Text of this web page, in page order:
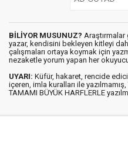
BİLİYOR MUSUNUZ?
yazar, kendisini bekleyen kitleyi
çalışmaları ortaya koymak için
nezaketle yorum yapan her
UYARI: Küfür, hakaret, rencide
içeren, imla kuralları ile
TAMAMI BÜYÜK HARFLERLE